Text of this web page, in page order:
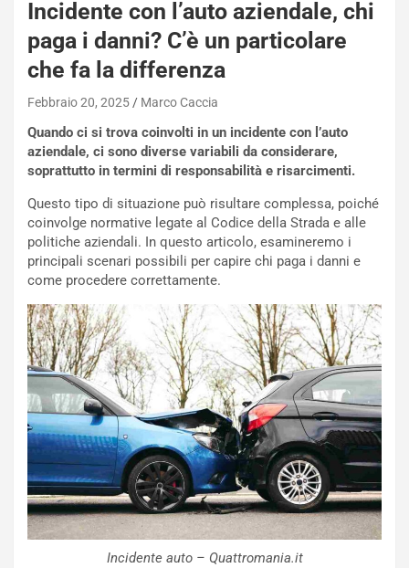
Incidente con l’auto aziendale, chi
paga i danni? C’è un particolare
che fa la differenza
Febbraio 20, 2025 Marco Caccia
Quando ci si trova coinvolti in un incidente con l’auto
aziendale, ci sono diverse variabili da considerare,
soprattutto in termini di responsabilità e risarcimenti.
Questo tipo di situazione può risultare complessa, poiché
coinvolge normative legate al Codice della Strada e alle
politiche aziendali. In questo articolo, esamineremo i
principali scenari possibili per capire chi paga i danni e
come procedere correttamente.
Incidente auto – Quattromania.it